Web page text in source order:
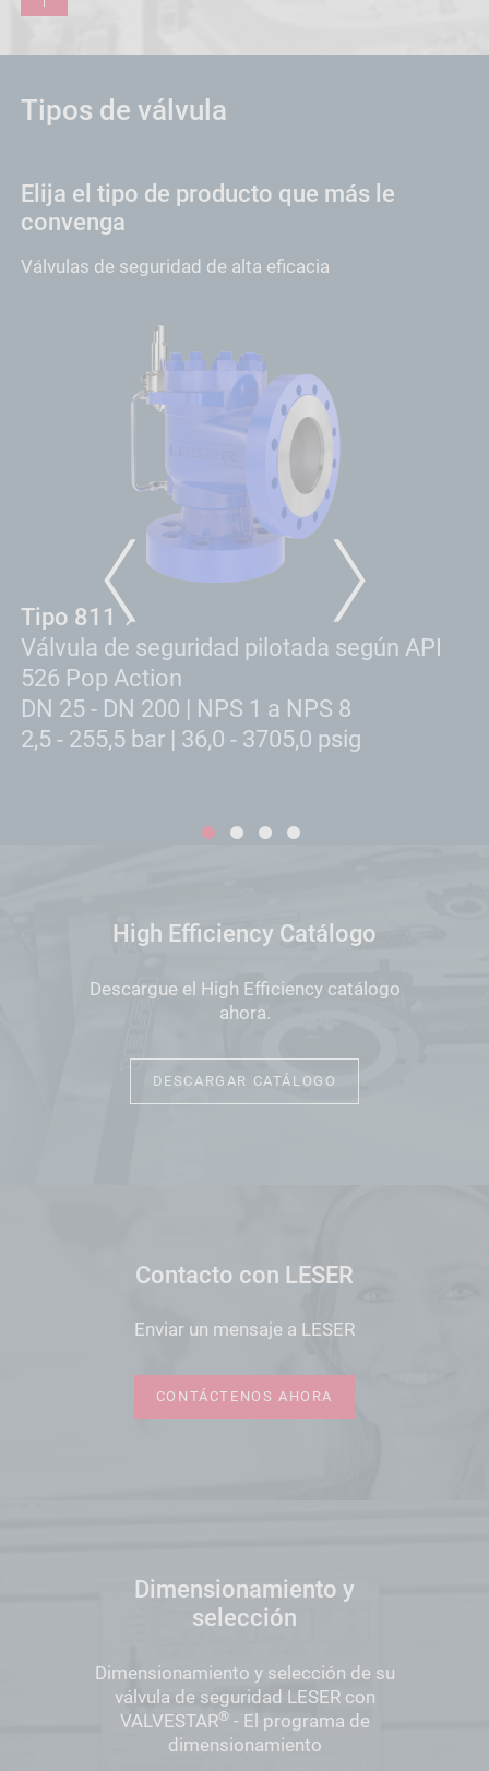
Tipos de válvula
Elija el tipo de producto que más le
convenga
Válvulas de seguridad de alta eficacia
Tipo 811
Válvula de seguridad pilotada según API
526 Pop Action
DN 25 - DN 200 | NPS 1 a NPS 8
2,5 - 255,5 bar | 36,0 - 3705,0 psig
NEXT
1 2 3 4
High Efficiency Catálogo
Descargue el High Efficiency catálogo
ahora.
DESCARGAR CATÁLOGO
Contacto con LESER
Enviar un mensaje a LESER
CONTÁCTENOS AHORA
Dimensionamiento y
selección
Dimensionamiento y selección de su
válvula de seguridad LESER con
VALVESTAR®- El programa de
dimensionamiento